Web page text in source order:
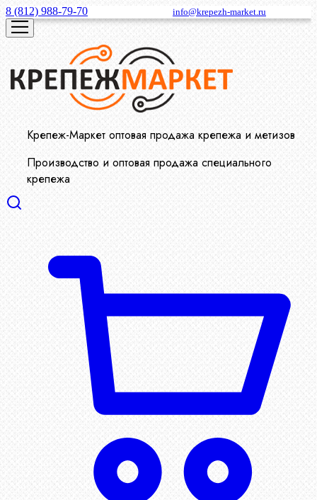
8 (812) 988-79-70 info@krepezh-market.ru
Крепеж-Маркет оптовая продажа крепежа и метизов
Производство и оптовая продажа специального
крепежа